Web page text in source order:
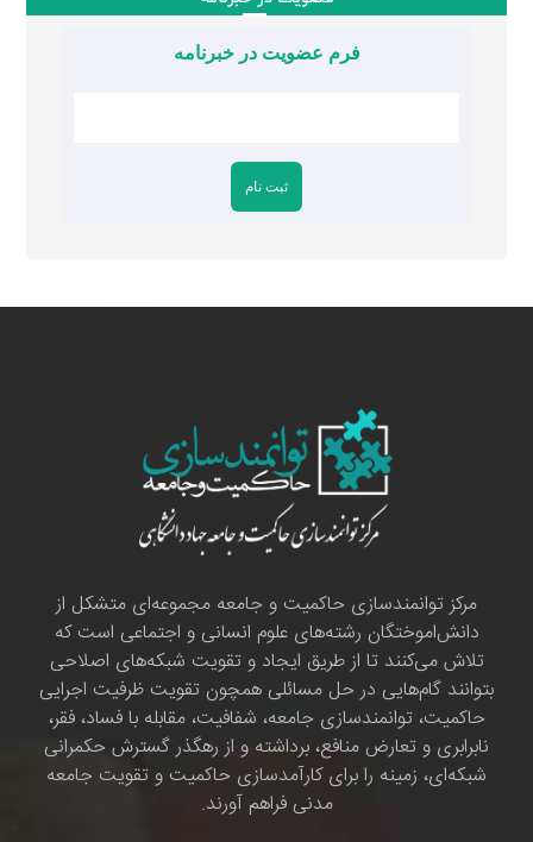
فرم عضویت در خبرنامه
مرکز توانمندسازی حاکمیت و جامعه مجموعه‌ای متشکل از
دانش‌اموختگان رشته‌های علوم انسانی و اجتماعی است که
تلاش می‌کنند تا از طریق ایجاد و تقویت شبکه‌های اصلاحی
بتوانند گام‌هایی در حل مسائلی همچون تقویت ظرفیت اجرایی
حاکمیت، توانمندسازی جامعه، شفافیت، مقابله با فساد، فقر،
نابرابری و تعارض منافع، برداشته و از رهگذر گسترش حکمرانی
شبکه‌ای، زمینه را برای کارآمدسازی حاکمیت و تقویت جامعه
مدنی فراهم آورند.